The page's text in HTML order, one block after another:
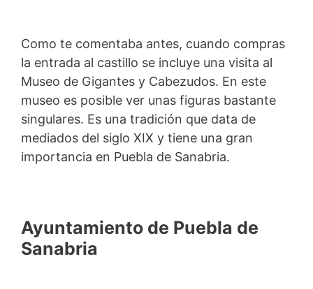
Como te comentaba antes, cuando compras
la entrada al castillo se incluye una visita al
Museo de Gigantes y Cabezudos. En este
museo es posible ver unas figuras bastante
singulares. Es una tradición que data de
mediados del siglo XIX y tiene una gran
importancia en Puebla de Sanabria.
Ayuntamiento de Puebla de
Sanabria